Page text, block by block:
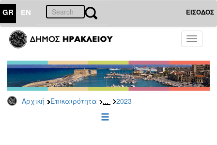
GR EN ΕΙΣΟΔΟΣ
Toggle
Αρχική Επικαιρότητα ... 2023
ΕΠΙΚΑΙΡΟΤΗΤΑ
-
Δημοπρασίες
Αρχείο
2026